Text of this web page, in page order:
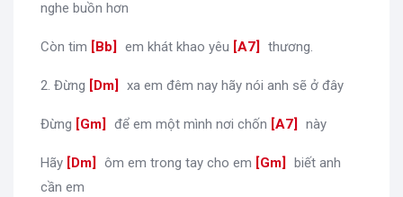
nghe buồn hơn
Còn tim [Bb em khát khao yêu [A7 thương.
2. Đừng [Dm xa em đêm nay hãy nói anh sẽ ở đây
Đừng [Gm để em một mình nơi chốn [A7 này
Hãy [Dm ôm em trong tay cho em [Gm
biết anh
cần em